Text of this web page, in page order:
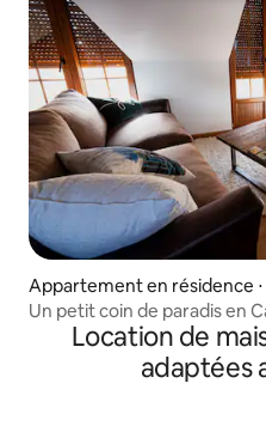
Appartement en résidence ⋅
Garabandal
Un petit coin de paradis en
Location de
adaptées